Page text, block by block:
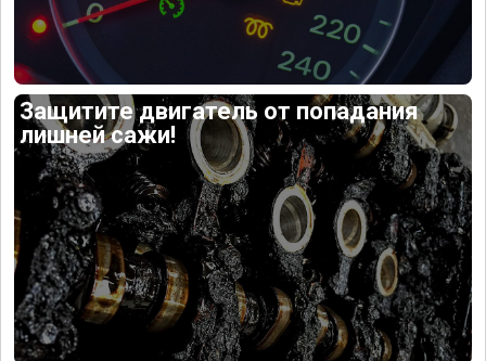
Защитите двигатель от попадания
лишней сажи!